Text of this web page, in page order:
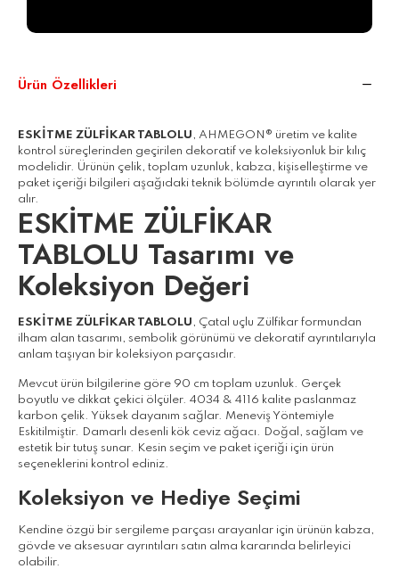
Ürün Özellikleri
ESKİTME ZÜLFİKAR TABLOLU, AHMEGON® üretim ve kalite
kontrol süreçlerinden geçirilen dekoratif ve koleksiyonluk bir kılıç
modelidir. Ürünün çelik, toplam uzunluk, kabza, kişiselleştirme ve
paket içeriği bilgileri aşağıdaki teknik bölümde ayrıntılı olarak yer
alır.
ESKİTME ZÜLFİKAR
TABLOLU Tasarımı ve
Koleksiyon Değeri
ESKİTME ZÜLFİKAR TABLOLU, Çatal uçlu Zülfikar formundan
ilham alan tasarımı, sembolik görünümü ve dekoratif ayrıntılarıyla
anlam taşıyan bir koleksiyon parçasıdır.
Mevcut ürün bilgilerine göre 90 cm toplam uzunluk. Gerçek
boyutlu ve dikkat çekici ölçüler. 4034 & 4116 kalite paslanmaz
karbon çelik. Yüksek dayanım sağlar. Meneviş Yöntemiyle
Eskitilmiştir. Damarlı desenli kök ceviz ağacı. Doğal, sağlam ve
estetik bir tutuş sunar. Kesin seçim ve paket içeriği için ürün
seçeneklerini kontrol ediniz.
Koleksiyon ve Hediye Seçimi
Kendine özgü bir sergileme parçası arayanlar için ürünün kabza,
gövde ve aksesuar ayrıntıları satın alma kararında belirleyici
olabilir.